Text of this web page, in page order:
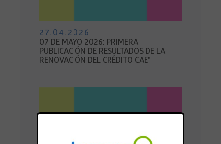
27.04.2026
07 DE MAYO 2026: PRIMERA
PUBLICACIÓN DE RESULTADOS DE LA
RENOVACIÓN DEL CRÉDITO CAE"